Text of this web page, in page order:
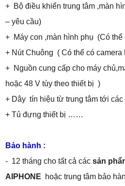
+ Bộ điều khiển trung tâm ,màn
– yêu cầu)
+ Máy con ,màn hình phụ (Có thể
+ Nút Chuông ( Có thể có camera
+ Nguồn cung cấp cho máy
hoặc 48 V tùy theo thiết bị )
+ Dây tín hiệu từ trung tâm tới
+ Tủ đựng thiết bị ……
Bảo hành :
- 12 tháng cho tất cả các sản
AIPHONE
hoặc trung tâm bảo